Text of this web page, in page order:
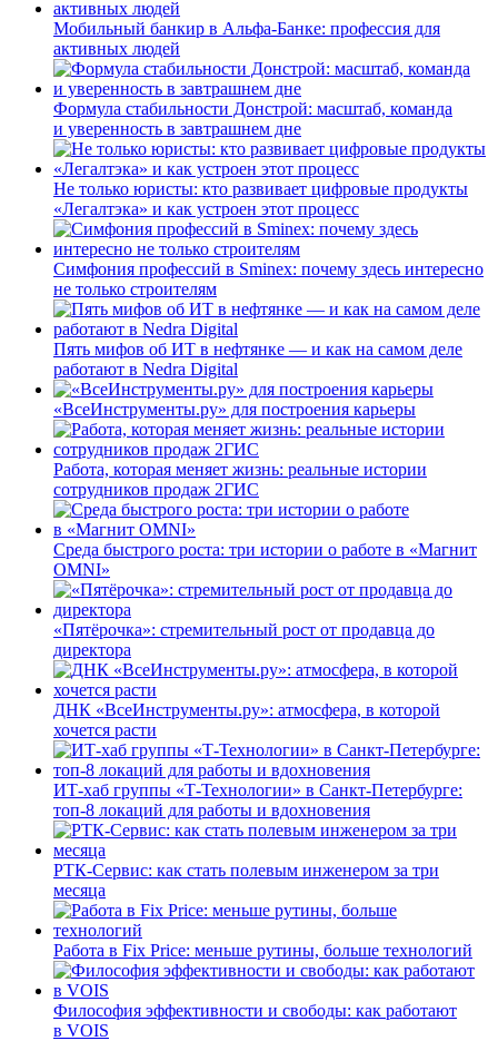
Мобильный банкир в Альфа-Банке: профессия для
активных людей
Формула стабильности Донстрой: масштаб, команда
и уверенность в завтрашнем дне
Не только юристы: кто развивает цифровые продукты
«Легалтэка» и как устроен этот процесс
Симфония профессий в Sminex: почему здесь интересно
не только строителям
Пять мифов об ИТ в нефтянке — и как на самом деле
работают в Nedra Digital
«ВсеИнструменты.ру» для построения карьеры
Работа, которая меняет жизнь: реальные истории
сотрудников продаж 2ГИС
Среда быстрого роста: три истории о работе в «Магнит
OMNI»
«Пятёрочка»: стремительный рост от продавца до
директора
ДНК «ВсеИнструменты.ру»: атмосфера, в которой
хочется расти
ИТ-хаб группы «Т-Технологии» в Санкт-Петербурге:
топ-8 локаций для работы и вдохновения
РТК-Сервис: как стать полевым инженером за три
месяца
Работа в Fix Price: меньше рутины, больше технологий
Философия эффективности и свободы: как работают
в VOIS